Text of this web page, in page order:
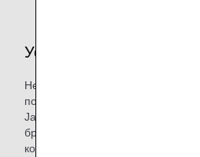
Условия для ПК
Некоторый контент на веб-сайте
помощью Javascript. Как
Javascript по умолчанию. Мы
браузер с поддержкой Javascript
контента на веб-сайте ANA. Для